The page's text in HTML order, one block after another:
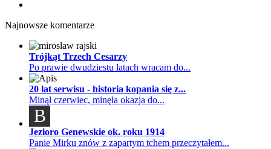
Najnowsze komentarze
Trójkąt Trzech Cesarzy
Po prawie dwudziestu latach wracam do...
20 lat serwisu - historia kopania się z...
Minął czerwiec, minęła okazja do...
B
Jezioro Genewskie ok. roku 1914
Panie Mirku znów z zapartym tchem przeczytałem...